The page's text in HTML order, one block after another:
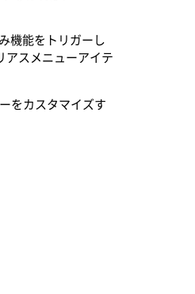
機能をトリガーし
アスメニューアイテ
をカスタマイズす